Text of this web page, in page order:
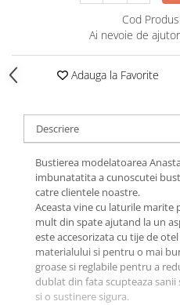
Cod
Ai nevoie de
Adauga la Favorite
Descriere
Bustierea modelatoarea
imbunatatita a cunoscutei
catre clientele noastre.
Aceasta vine cu laturile marite
mult din spate ajutand la un
este accesorizata cu tije de
materialului si pentru o mai
groase si reglabile pentru a
dublat din fata scupteaza
si o sustinere sigura.